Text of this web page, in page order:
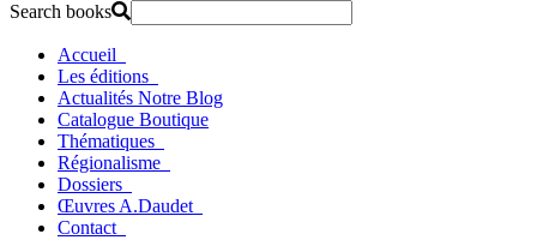
Search books
Accueil
Les éditions
Actualités Notre Blog
Catalogue Boutique
Thématiques
Régionalisme
Dossiers
Œuvres A.Daudet
Contact